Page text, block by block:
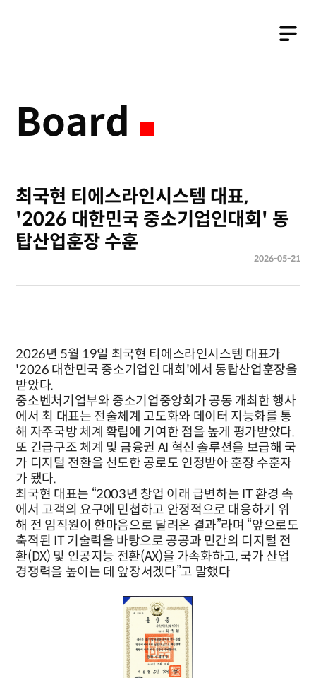
Business
Board
최국현 티에스라인시스템 대표,
'2026 대한민국 중소기업인대회' 동
탑산업훈장 수훈
2026-05-21
2026년 5월 19일 최국현 티에스라인시스템 대표가
'2026 대한민국 중소기업인 대회'에서 동탑산업훈장을
받았다.
중소벤처기업부와 중소기업중앙회가 공동 개최한 행사
에서 최 대표는 전술체계 고도화와 데이터 지능화를 통
해 자주국방 체계 확립에 기여한 점을 높게 평가받았다.
또 긴급구조 체계 및 금융권 AI 혁신 솔루션을 보급해 국
가 디지털 전환을 선도한 공로도 인정받아 훈장 수훈자
가 됐다.
최국현 대표는 “2003년 창업 이래 급변하는 IT 환경 속
에서 고객의 요구에 민첩하고 안정적으로 대응하기 위
해 전 임직원이 한마음으로 달려온 결과”라며 “앞으로도
축적된 IT 기술력을 바탕으로 공공과 민간의 디지털 전
환(DX) 및 인공지능 전환(AX)을 가속화하고, 국가 산업
경쟁력을 높이는 데 앞장서겠다”고 말했다